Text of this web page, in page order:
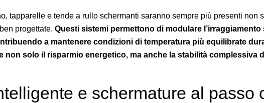
tapparelle e tende a rullo schermanti saranno sempre più presenti non
progettate. Questi sistemi permettono di modulare
a mantenere condizioni di temperatura più equilibrate
non solo il risparmio energetico, ma anche la stabilità complessiva
e schermature al passo